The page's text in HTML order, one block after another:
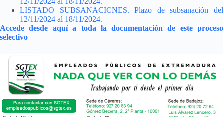
LISTADO SUBSANACIONES. Plazo de subsanación del
12/11/2024 al 18/11/2024.
Accede desde aquí a toda la documentación de este proceso
selectivo